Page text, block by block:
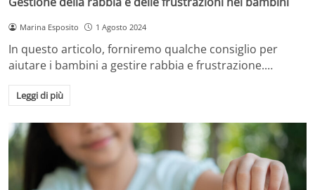
Marina Esposito 1 Agosto 2024
In questo articolo, forniremo qualche consiglio per
aiutare i bambini a gestire rabbia e frustrazione.…
Leggi di più